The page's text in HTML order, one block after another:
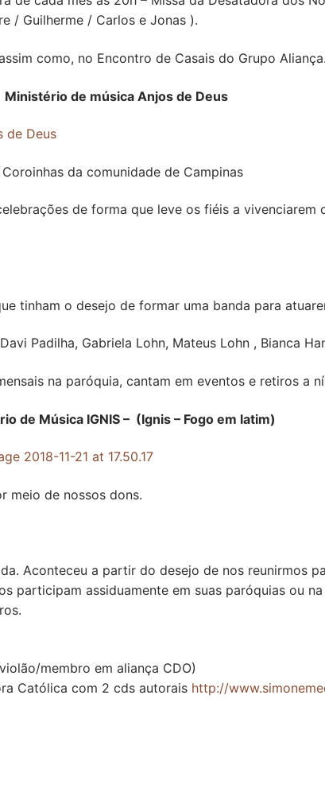
/ Guilherme / Carlos e Jonas ).
como, no Encontro de Casais do Grupo Aliança.
Ministério de música Anjos de Deus
da comunidade de Campinas
de forma que leve os fiéis a vivenciarem
tinham o desejo de formar uma banda para
Padilha, Gabriela Lohn, Mateus Lohn , Bianca
na paróquia, cantam em eventos e retiros a
de Música IGNIS – (Ignis – Fogo em latim)
meio de nossos dons.
Aconteceu a partir do desejo de nos reunirmos
participam assiduamente em suas paróquias ou
membro em aliança CDO)
Católica com 2 cds autorais http://